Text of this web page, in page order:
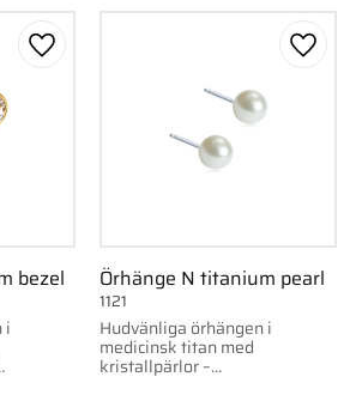
bezel
i
Lägg till i favoriter
Örhänge N titanium pearl
Hudvänliga örhängen i
medicinsk titan med
kristallpärlor –
skonsamma och
1121
Lägg